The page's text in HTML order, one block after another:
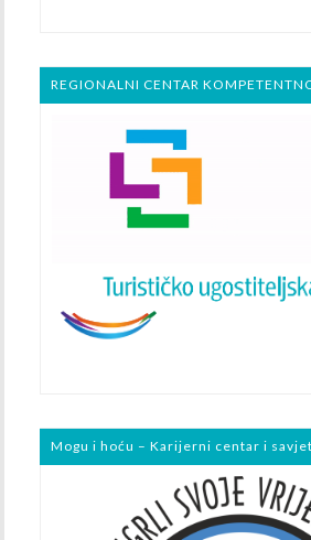
REGIONALNI CENTAR
Mogu i hoću – Karijerni centar i